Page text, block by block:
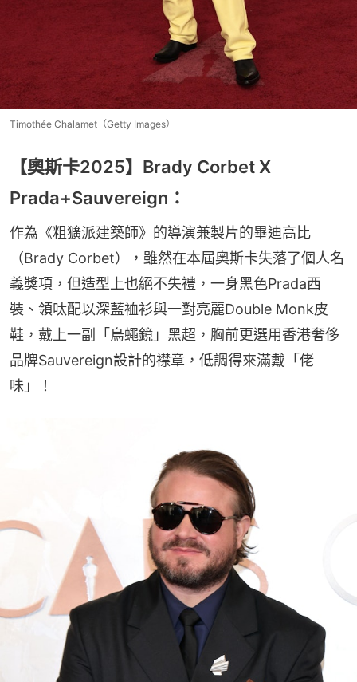
Timothée Chalamet（Getty Images）
【奧斯卡2025】Brady Corbet X
Prada+Sauvereign：
作為《粗獷派建築師》的導演兼製片的畢迪高比
（Brady Corbet），雖然在本屆奧斯卡失落了個人名
義獎項，但造型上也絕不失禮，一身黑色Prada西
裝、領呔配以深藍裇衫與一對亮麗Double Monk皮
鞋，戴上一副「烏蠅鏡」黑超，胸前更選用香港奢侈
品牌Sauvereign設計的襟章，低調得來滿戴「佬
味」！